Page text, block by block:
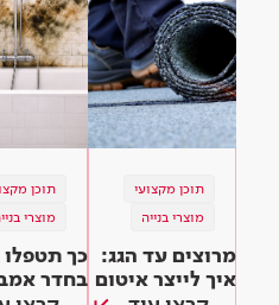
תוכן מקצועי
מוצרי בנייה
מרוצים עד הגג:
איך לייצר איטום
תוכן
מוצרי
כך
בחדר